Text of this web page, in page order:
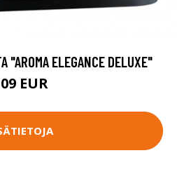
"AROMA ELEGANCE DELUXE"
EUR